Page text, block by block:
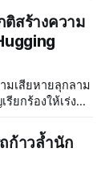
ติสร้างความ
มเสียหายลุกลาม
ยกร้องให้เร่ง
ก้าวล้ำนัก